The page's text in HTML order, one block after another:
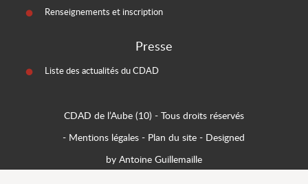
Renseignements et inscription
Presse
Liste des actualités du CDAD
CDAD de l’Aube (10) - Tous droits réservés
- Mentions légales - Plan du site - Designed
by Antoine Guillemaille